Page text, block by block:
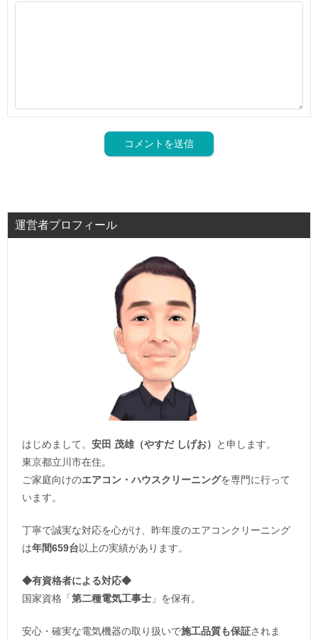
運営者プロフィール
はじめまして。 安田 茂雄（やすだ しげお）
と申します。
東京都立川市在住。
ご家庭向けのエアコン・ハウスクリーニングを専門に行って
います。
丁寧で誠実な対応を心がけ、昨年度のエアコンクリーニング
は年間659台以上の実績があります。
◆有資格者による対応◆
国家資格「第二種電気工事士 」を保有。
安心・確実な電気機器の取り扱いで施工品質も保証されま